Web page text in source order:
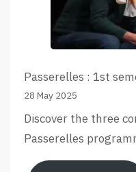
Passerelles : 1st
28 May 2025
Discover the three
Passerelles